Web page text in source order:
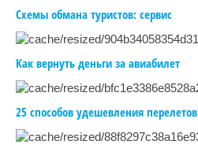
Схемы обмана туристов: сервис
Как вернуть деньги за авиабилет
25 способов удешевления перелетов